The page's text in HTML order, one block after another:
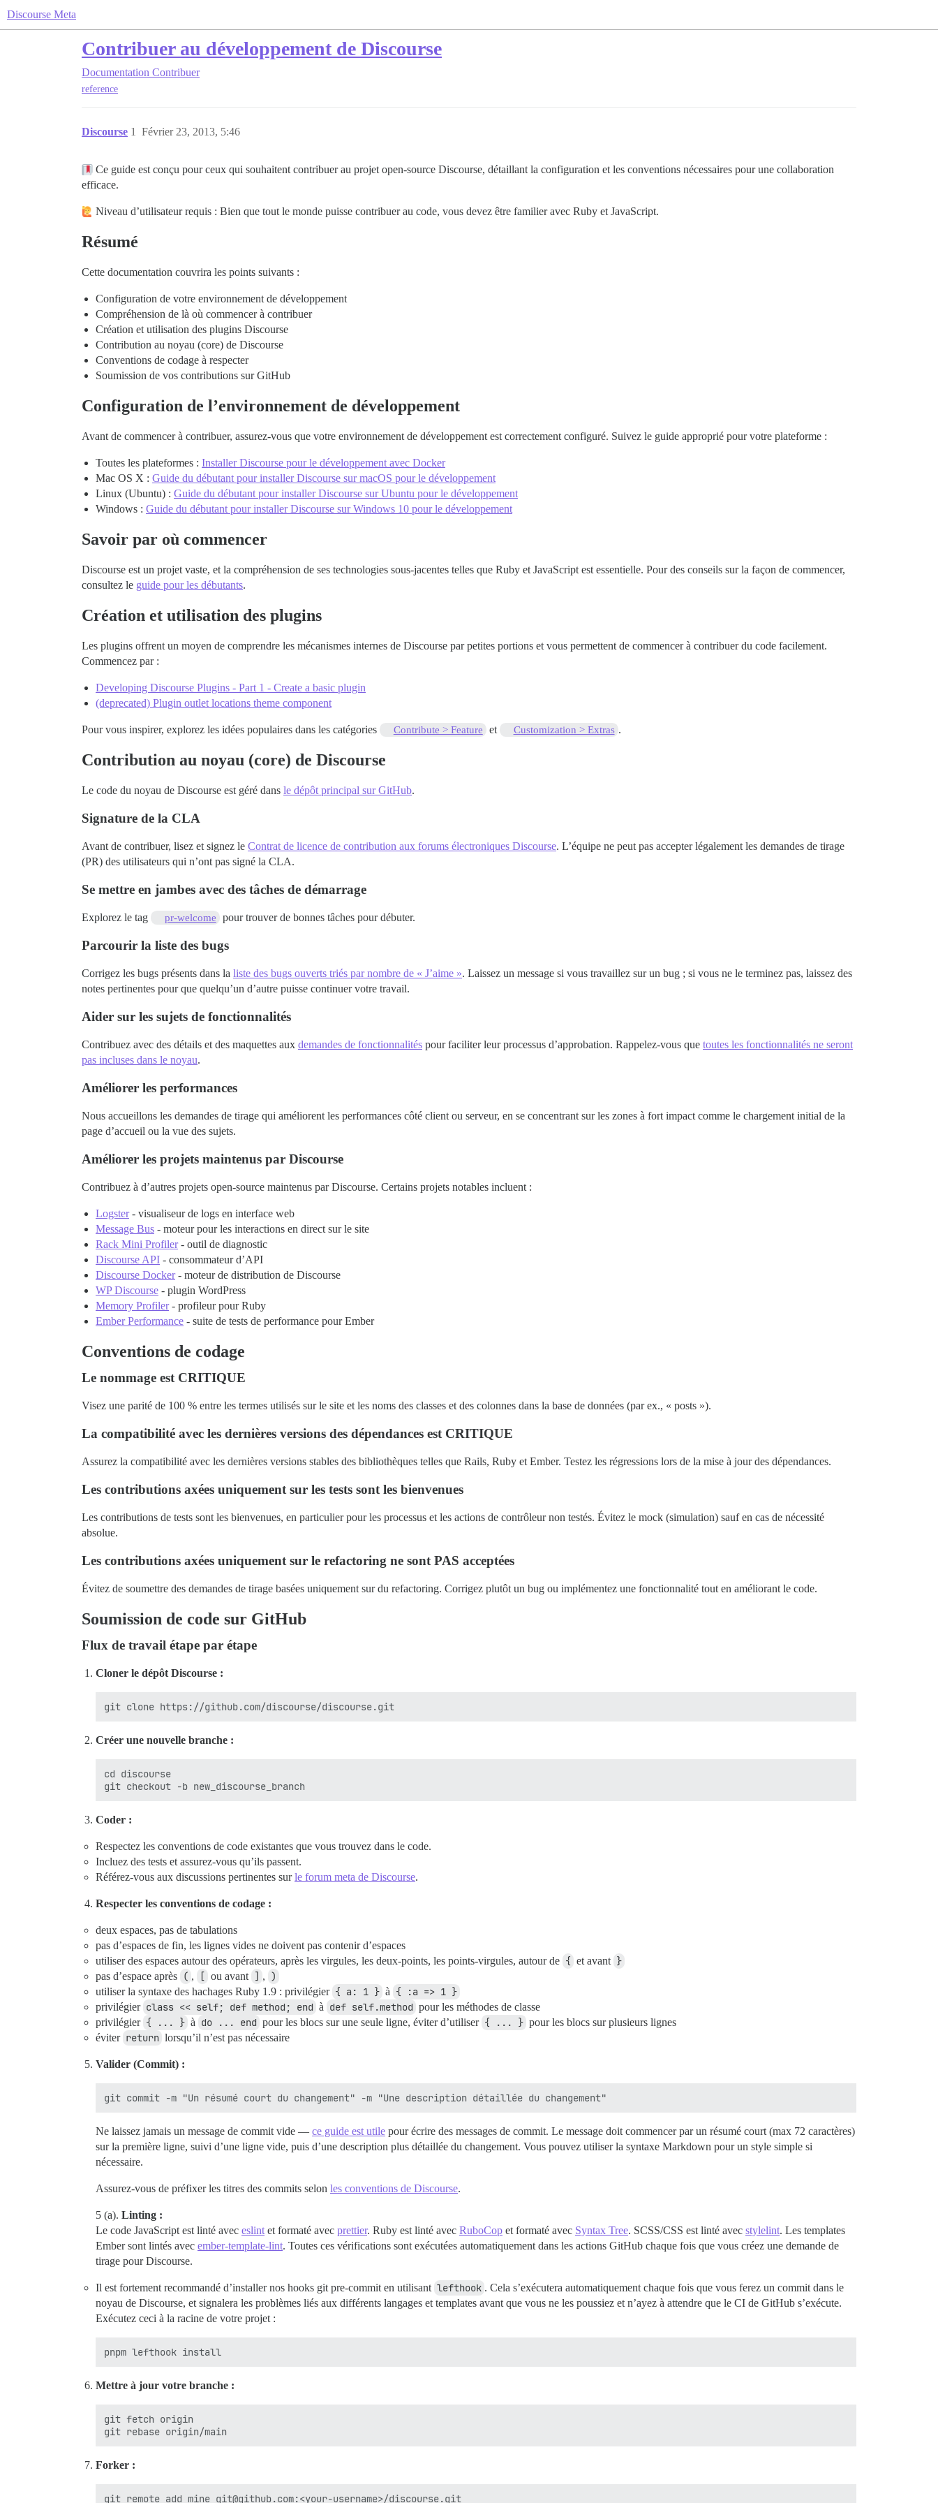
Discourse Meta
Contribuer au développement de Discourse
Documentation Contribuer
reference
Discourse Février 23, 2013, 5:46
1
Ce guide est conçu pour ceux qui souhaitent contribuer au projet open-source Discourse, détaillant la configuration et les conventions nécessaires pour une collaboration
efficace.
Niveau d’utilisateur requis : Bien que tout le monde puisse contribuer au code, vous devez être familier avec Ruby et JavaScript.
Résumé
Cette documentation couvrira les points suivants :
Configuration de votre environnement de développement
Compréhension de là où commencer à contribuer
Création et utilisation des plugins Discourse
Contribution au noyau (core) de Discourse
Conventions de codage à respecter
Soumission de vos contributions sur GitHub
Configuration de l’environnement de développement
Avant de commencer à contribuer, assurez-vous que votre environnement de développement est correctement configuré. Suivez le guide approprié pour votre plateforme :
Toutes les plateformes : Installer Discourse pour le développement avec Docker
Mac OS X : Guide du débutant pour installer Discourse sur macOS pour le développement
Linux (Ubuntu) : Guide du débutant pour installer Discourse sur Ubuntu pour le développement
Windows : Guide du débutant pour installer Discourse sur Windows 10 pour le développement
Savoir par où commencer
Discourse est un projet vaste, et la compréhension de ses technologies sous-jacentes telles que Ruby et JavaScript est essentielle. Pour des conseils sur la façon de commencer,
consultez le guide pour les débutants.
Création et utilisation des plugins
Les plugins offrent un moyen de comprendre les mécanismes internes de Discourse par petites portions et vous permettent de commencer à contribuer du code facilement.
Commencez par :
Developing Discourse Plugins - Part 1 - Create a basic plugin
(deprecated) Plugin outlet locations theme component
Pour vous inspirer, explorez les idées populaires dans les catégories Contribute > Feature et Customization > Extras .
Contribution au noyau (core) de Discourse
Le code du noyau de Discourse est géré dans le dépôt principal sur GitHub.
Signature de la CLA
Avant de contribuer, lisez et signez le Contrat de licence de contribution aux forums électroniques Discourse. L’équipe ne peut pas accepter légalement les demandes de tirage
(PR) des utilisateurs qui n’ont pas signé la CLA.
Se mettre en jambes avec des tâches de démarrage
Explorez le tag pr-welcome pour trouver de bonnes tâches pour débuter.
Parcourir la liste des bugs
Corrigez les bugs présents dans la liste des bugs ouverts triés par nombre de « J’aime ». Laissez un message si vous travaillez sur un bug ; si vous ne le terminez pas, laissez des
notes pertinentes pour que quelqu’un d’autre puisse continuer votre travail.
Aider sur les sujets de fonctionnalités
Contribuez avec des détails et des maquettes aux demandes de fonctionnalités pour faciliter leur processus d’approbation. Rappelez-vous que toutes les fonctionnalités ne seront
pas incluses dans le noyau.
Améliorer les performances
Nous accueillons les demandes de tirage qui améliorent les performances côté client ou serveur, en se concentrant sur les zones à fort impact comme le chargement initial de la
page d’accueil ou la vue des sujets.
Améliorer les projets maintenus par Discourse
Contribuez à d’autres projets open-source maintenus par Discourse. Certains projets notables incluent :
Logster- visualiseur de logs en interface web
Message Bus - moteur pour les interactions en direct sur le site
Rack Mini Profiler- outil de diagnostic
Discourse API - consommateur d’API
Discourse Docker- moteur de distribution de Discourse
WP Discourse - plugin WordPress
Memory Profiler- profileur pour Ruby
Ember Performance - suite de tests de performance pour Ember
Conventions de codage
Le nommage est CRITIQUE
Visez une parité de 100 % entre les termes utilisés sur le site et les noms des classes et des colonnes dans la base de données (par ex., « posts »).
La compatibilité avec les dernières versions des dépendances est CRITIQUE
Assurez la compatibilité avec les dernières versions stables des bibliothèques telles que Rails, Ruby et Ember. Testez les régressions lors de la mise à jour des dépendances.
Les contributions axées uniquement sur les tests sont les bienvenues
Les contributions de tests sont les bienvenues, en particulier pour les processus et les actions de contrôleur non testés. Évitez le mock (simulation) sauf en cas de nécessité
absolue.
Les contributions axées uniquement sur le refactoring ne sont PAS acceptées
Évitez de soumettre des demandes de tirage basées uniquement sur du refactoring. Corrigez plutôt un bug ou implémentez une fonctionnalité tout en améliorant le code.
Soumission de code sur GitHub
Flux de travail étape par étape
Cloner le dépôt Discourse :
Créer une nouvelle branche :
cd discourse
Coder :
Respectez les conventions de code existantes que vous trouvez dans le code.
Incluez des tests et assurez-vous qu’ils passent.
Référez-vous aux discussions pertinentes surle forum meta de Discourse.
Respecter les conventions de codage :
deux espaces, pas de tabulations
pas d’espaces de fin, les lignes vides ne doivent pas contenir d’espaces
utiliser des espaces autour des opérateurs, après les virgules, les deux-points, les points-virgules, autour de { et avant }
pas d’espace après ( , [ ou avant ] , )
utiliser la syntaxe des hachages Ruby 1.9 : privilégier { a: 1 } à { :a => 1 }
privilégier class << self; def method; end à def self.method pour les méthodes de classe
privilégier { ... } à do ... end pour les blocs sur une seule ligne, éviter d’utiliser { ... } pour les blocs sur plusieurs lignes
éviter return lorsqu’il n’est pas nécessaire
Valider (Commit) :
Ne laissez jamais un message de commit vide — ce guide est utile pour écrire des messages de commit. Le message doit commencer par un résumé court (max 72 caractères)
sur la première ligne, suivi d’une ligne vide, puis d’une description plus détaillée du changement. Vous pouvez utiliser la syntaxe Markdown pour un style simple si
nécessaire.
Assurez-vous de préfixer les titres des commits selon les conventions de Discourse.
5 (a). Linting :
Le code JavaScript est linté avec eslint et formaté avec prettier. Ruby est linté avec RuboCop et formaté avec Syntax Tree. SCSS/CSS est linté avec stylelint. Les templates
Ember sont lintés avec ember-template-lint. Toutes ces vérifications sont exécutées automatiquement dans les actions GitHub chaque fois que vous créez une demande de
tirage pour Discourse.
Il est fortement recommandé d’installer nos hooks git pre-commit en utilisant lefthook . Cela s’exécutera automatiquement chaque fois que vous ferez un commit dans le
noyau de Discourse, et signalera les problèmes liés aux différents langages et templates avant que vous ne les poussiez et n’ayez à attendre que le CI de GitHub s’exécute.
Exécutez ceci à la racine de votre projet :
Mettre à jour votre branche :
git fetch origin
Forker :